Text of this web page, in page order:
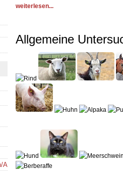
weiterlesen...
Allgemeine